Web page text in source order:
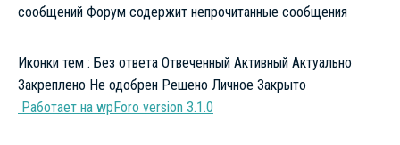
сообщений Форум содержит непрочитанные сообщения
Иконки тем : Без ответа Отвеченный Активный Актуально
Закреплено Не одобрен Решено Личное Закрыто
Работает на wpForo version 3.1.0